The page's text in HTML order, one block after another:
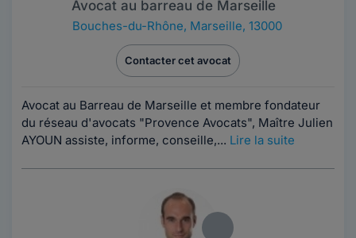
Avocat au barreau de Marseille
Bouches-du-Rhône, Marseille, 13000
Contacter cet avocat
Avocat au Barreau de Marseille et membre fondateur
du réseau d'avocats "Provence Avocats", Maître Julien
AYOUN assiste, informe, conseille,... Lire la suite